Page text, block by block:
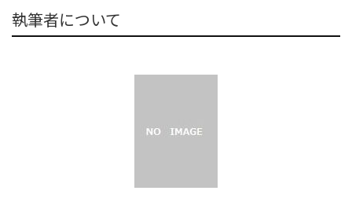
執筆者について